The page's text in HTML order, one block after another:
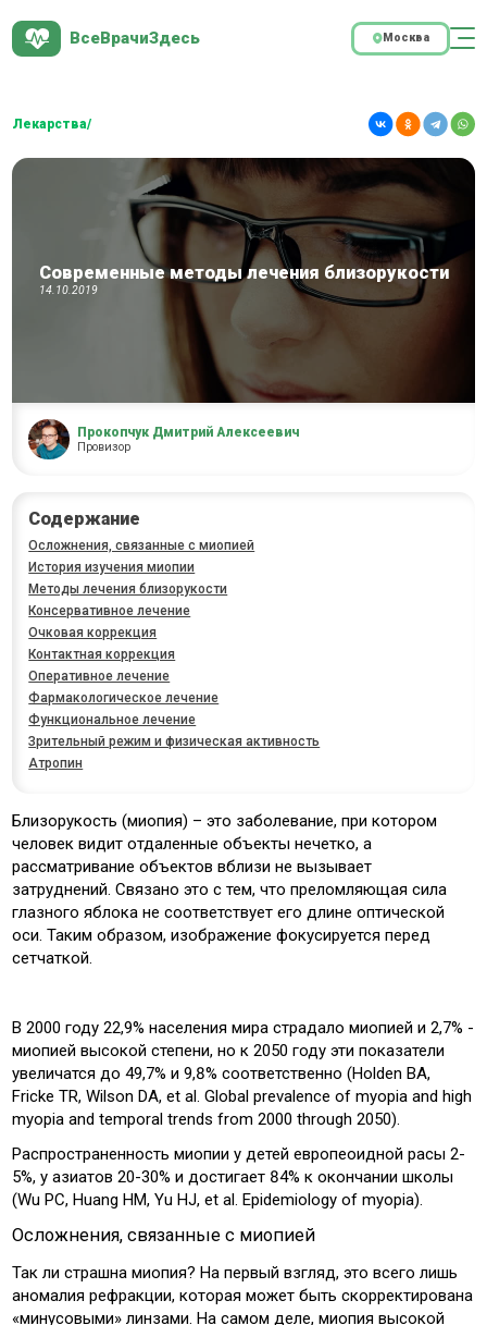
ВсеВрачиЗдесь Москва
Лекарства/
Современные методы лечения близорукости
14.10.2019
Прокопчук Дмитрий Алексеевич
Провизор
Содержание
Осложнения, связанные с миопией
История изучения миопии
Методы лечения близорукости
Консервативное лечение
Очковая коррекция
Контактная коррекция
Оперативное лечение
Фармакологическое лечение
Функциональное лечение
Зрительный режим и физическая активность
Атропин
Близорукость (миопия) – это заболевание, при котором
человек видит отдаленные объекты нечетко, а
рассматривание объектов вблизи не вызывает
затруднений. Связано это с тем, что преломляющая сила
глазного яблока не соответствует его длине оптической
оси. Таким образом, изображение фокусируется перед
сетчаткой.
В 2000 году 22,9% населения мира страдало миопией и 2,7% -
миопией высокой степени, но к 2050 году эти показатели
увеличатся до 49,7% и 9,8% соответственно (Holden BA,
Fricke TR, Wilson DA, et al. Global prevalence of myopia and high
myopia and temporal trends from 2000 through 2050).
Распространенность миопии у детей европеоидной расы 2-
5%, у азиатов 20-30% и достигает 84% к окончании школы
(Wu PC, Huang HM, Yu HJ, et al. Epidemiology of myopia).
Осложнения, связанные с миопией
Так ли страшна миопия? На первый взгляд, это всего лишь
аномалия рефракции, которая может быть скорректирована
«минусовыми» линзами. На самом деле, миопия высокой